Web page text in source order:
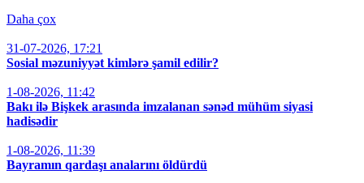
Daha çox
31-07-2026, 17:21
Sosial məzuniyyət kimlərə şamil edilir?
1-08-2026, 11:42
Bakı ilə Bişkek arasında imzalanan sənəd mühüm siyasi
hadisədir
1-08-2026, 11:39
Bayramın qardaşı analarını öldürdü